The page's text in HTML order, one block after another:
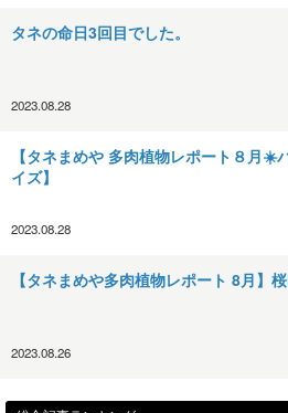
タネの命日3回目でした。
2023.08.28
【タネまめや 多肉植物レポート８月☀️
イズ】
2023.08.28
【タネまめや多肉植物レポート 8月】
2023.08.26